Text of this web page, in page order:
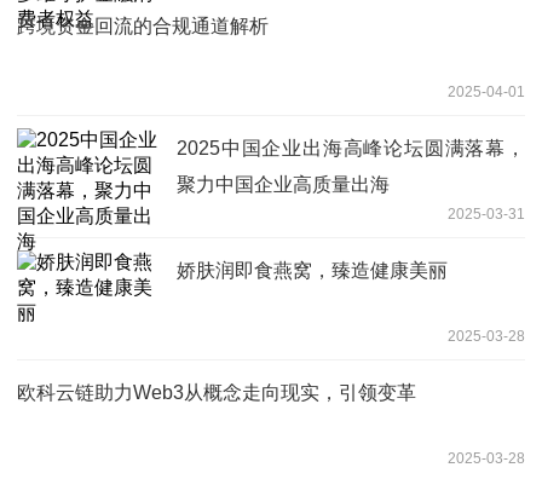
跨境资金回流的合规通道解析
2025-04-01
2025中国企业出海高峰论坛圆满落幕，
聚力中国企业高质量出海
2025-03-31
娇肤润即食燕窝，臻造健康美丽
2025-03-28
欧科云链助力Web3从概念走向现实，引领变革
2025-03-28